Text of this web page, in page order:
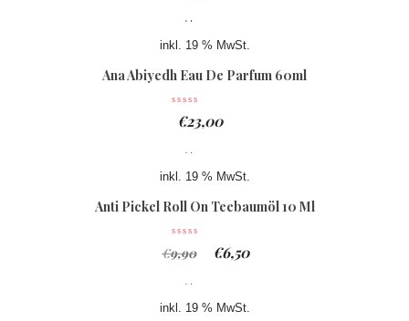
inkl. 19 % MwSt.
Ana Abiyedh Eau De Parfum 60ml
€23,00
inkl. 19 % MwSt.
Anti Pickel Roll On Teebaumöl 10 Ml
€9,90 €6,50
inkl. 19 % MwSt.